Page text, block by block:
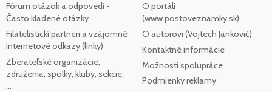
Fórum otázok a odpovedí -
Často kladené otázky
Filatelistickí partneri a vzájomné
internetové odkazy (linky)
Zberateľské organizácie,
združenia, spolky, kluby, sekcie,
...
O portáli
(www.postoveznamky.sk)
O autorovi (Vojtech Jankovič)
Kontaktné informácie
Možnosti spolupráce
Podmienky reklamy